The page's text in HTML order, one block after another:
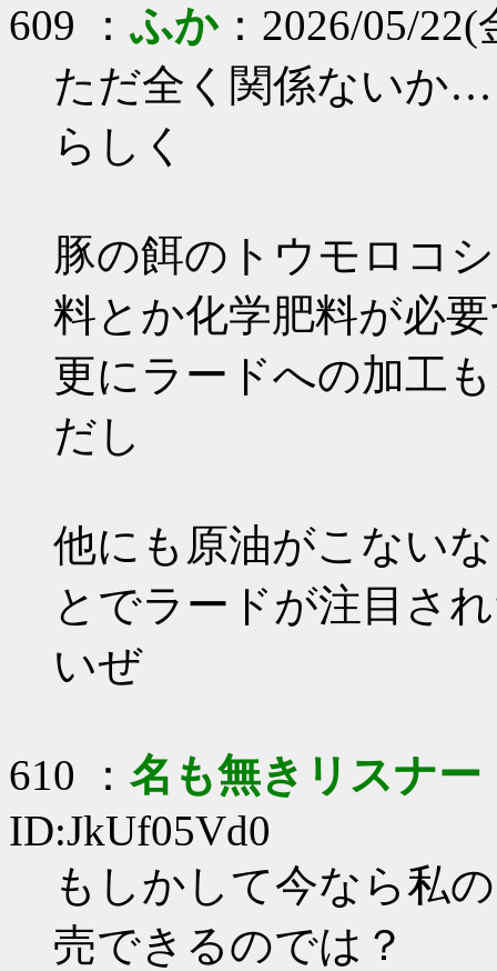
609 ：ふか：2026/05/22(
ただ全く関係ないか
らしく
豚の餌のトウモロコ
料とか化学肥料が必
更にラードへの加工
だし
他にも原油がこない
とでラードが注目さ
いぜ
610 ： 名も無きリスナー
ID:JkUf05Vd0
もしかして今なら私
売できるのでは？